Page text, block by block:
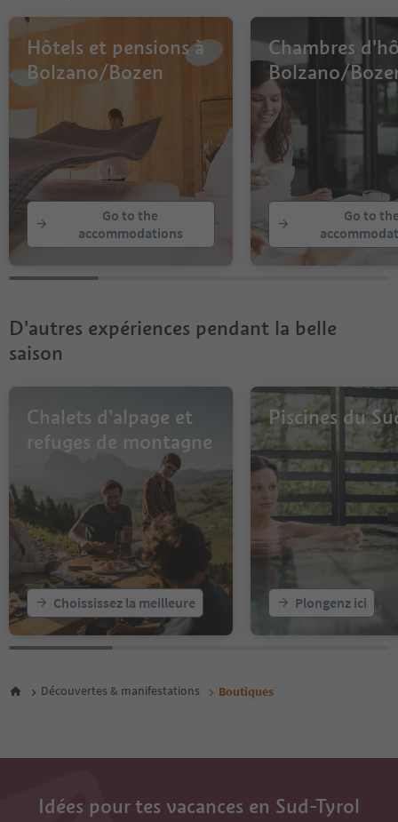
Hôtels et pensions à
Bolzano/Bozen
Go to the
accommodations
Chambres
Bolzano/
Go to
D'autres expériences pendant la belle
saison
Chalets d'alpage et
refuges de montagne
Choississez la meilleure
Piscines du
Plongenz ici
Découvertes & manifestations Boutiques
Idées pour tes vacances en Sud-Tyrol